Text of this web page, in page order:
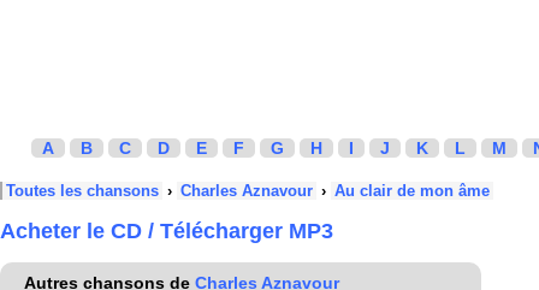
A B C D E F G H I J K L M
Toutes les chansons › Charles Aznavour › Au clair de mon âme
Acheter le CD / Télécharger MP3
Autres chansons de Charles Aznavour